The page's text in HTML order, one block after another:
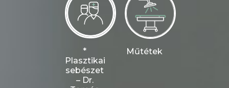
*
Plasztikai
sebészet
– Dr.
Műtétek